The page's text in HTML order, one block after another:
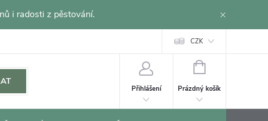
i radosti z pěstování.
CZK
Přihlášení
NÁKUPNÍ
Prázdný košík